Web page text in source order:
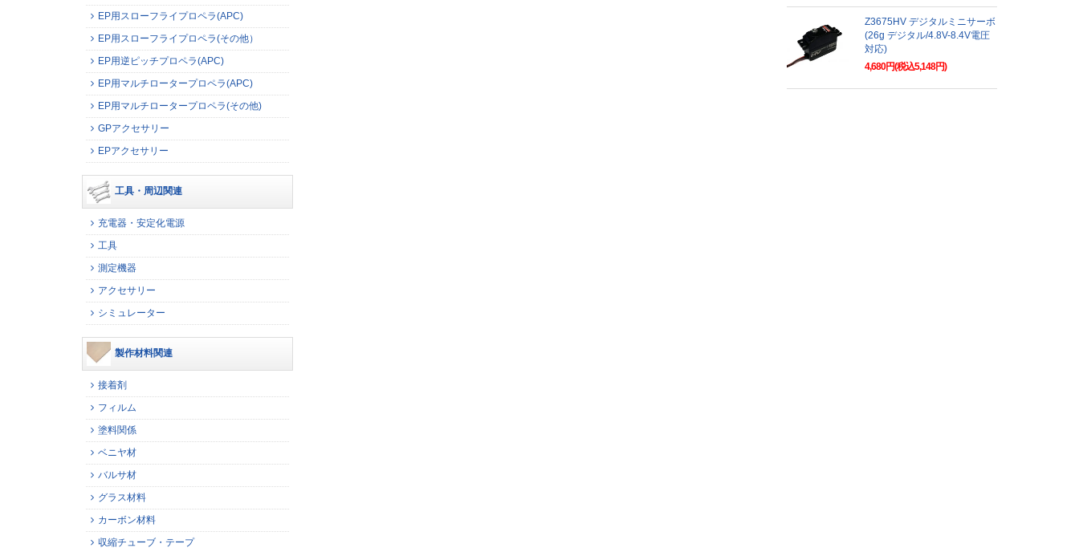
EP用スローフライプロペラ(APC)
EP用スローフライプロペラ(その他）
EP用逆ピッチプロペラ(APC)
EP用マルチロータープロペラ(APC)
EP用マルチロータープロペラ(その他)
GPアクセサリー
EPアクセサリー
工具・周辺関連
充電器・安定化電源
工具
測定機器
アクセサリー
シミュレーター
製作材料関連
接着剤
フィルム
塗料関係
ベニヤ材
バルサ材
グラス材料
カーボン材料
収縮チューブ・テープ
Z3675HV デジタルミニサーボ
(26g デジタル/4.8V-8.4V電圧
対応)
4,680円(税込5,148円)